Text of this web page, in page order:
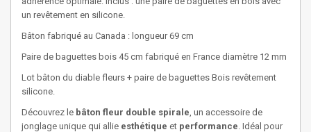
un revêtement en silicone.
Bâton fabriqué au Canada : longueur 69 cm
Paire de baguettes bois 45 cm fabriqué en France diamètre 12 mm
Lot bâton du diable fleurs + paire de baguettes Bois revêtement
silicone.
Découvrez le bâton fleur double spirale , un accessoire de
jonglage unique qui allie esthétique et performance . Idéal pour